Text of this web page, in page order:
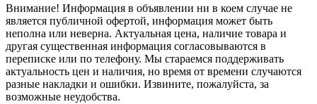
Внимание! Информация в объявлении ни в коем случае не
является публичной офертой, информация может быть
неполна или неверна. Актуальная цена, наличие товара и
другая существенная информация согласовываются в
переписке или по телефону. Мы стараемся поддерживать
актуальность цен и наличия, но время от времени случаются
разные накладки и ошибки. Извините, пожалуйста, за
возможные неудобства.